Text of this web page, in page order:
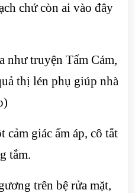
chứ còn ai vào đây
như truyện Tấm Cám,
thị lén phụ giúp nhà
giác ấm áp, cô tắt
tắm.
trên bệ rửa mặt,